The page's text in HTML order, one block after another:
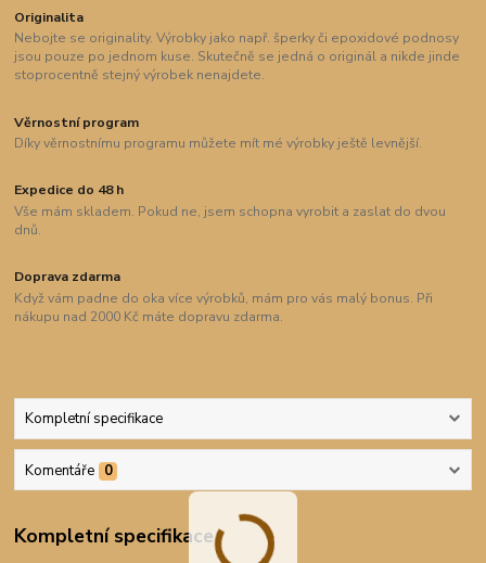
Originalita
Nebojte se originality. Výrobky jako např. šperky či epoxidové podnosy
jsou pouze po jednom kuse. Skutečně se jedná o originál a nikde jinde
stoprocentně stejný výrobek nenajdete.
Věrnostní program
Díky věrnostnímu programu můžete mít mé výrobky ještě levnější.
Expedice do 48 h
Vše mám skladem. Pokud ne, jsem schopna vyrobit a zaslat do dvou
dnů.
Doprava zdarma
Když vám padne do oka více výrobků, mám pro vás malý bonus. Při
nákupu nad 2000 Kč máte dopravu zdarma.
Kompletní specifikace
Komentáře 0
Kompletní specifikace